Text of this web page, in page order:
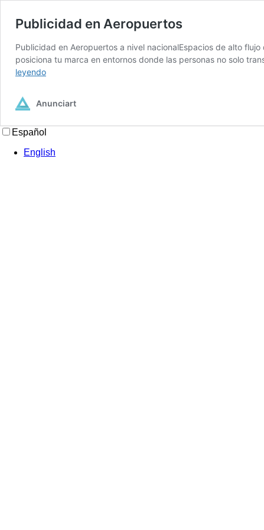
Publicidad en Aeropuertos
Publicidad en Aeropuertos a nivel nacionalEspacios de alto
posiciona tu marca en entornos donde las personas no solo
leyendoPublicidad
Anunciart
Español
English